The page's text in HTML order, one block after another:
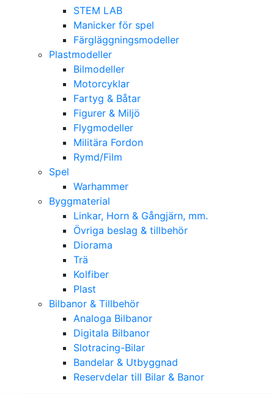
STEM LAB
Manicker för spel
Färgläggningsmodeller
Plastmodeller
Bilmodeller
Motorcyklar
Fartyg & Båtar
Figurer & Miljö
Flygmodeller
Militära Fordon
Rymd/Film
Spel
Warhammer
Byggmaterial
Linkar, Horn & Gångjärn, mm.
Övriga beslag & tillbehör
Diorama
Trä
Kolfiber
Plast
Bilbanor & Tillbehör
Analoga Bilbanor
Digitala Bilbanor
Slotracing-Bilar
Bandelar & Utbyggnad
Reservdelar till Bilar & Banor